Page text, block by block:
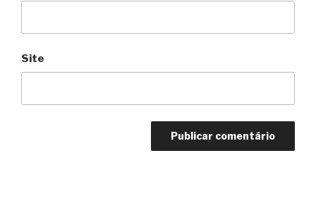
Site